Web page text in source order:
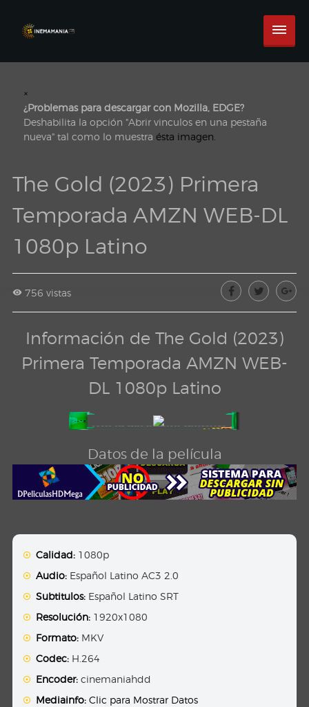
×
¿Problemas para descargar con Mozilla, EDGE?
Deshabilita la opción "Abrir vinculos en una pestaña
nueva" tal como lo muestra ésta imagen.
The Gold (2023) Primera
Temporada AMZN WEB-DL
1080p Latino
756 vistas
Información de The Gold (2023)
Primera Temporada AMZN WEB-
DL 1080p Latino
Datos de la película
Calidad: 1080p
Audio: Español Latino AC3 2.0
Subtitulos: Español Latino SRT
Resolución: 1920x1080
Formato: MKV
Codec: H.264
Encoder: cinemaniahdd
Mediainfo: Clic para Mostrar Datos